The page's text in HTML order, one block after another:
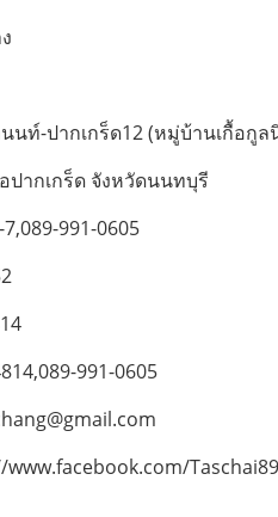
นท์-ปากเกร็ด12 (หมู่บ้านเกื้อกูล
ากเกร็ด จังหวัดนนทบุรี
991-0605
991-0605
Taschai89